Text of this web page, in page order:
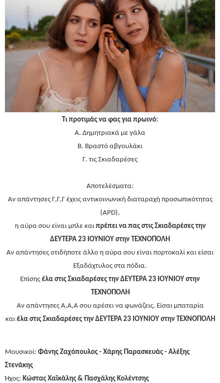
Τι προτιμάς να φας για πρωινό:
Α. Δημητριακά με γάλα
Β. Βραστό αβγουλάκι
Γ. τις Σκιαδαρέσες
Αποτελέσματα:
Αν απάντησες Γ,Γ,Γ έχεις αντικοινωνική διαταραχή προσωπικότητας
(APD),
η αύρα σου είναι μπλε και πρέπει να πας στις Σκιαδαρέσες την
ΔΕΥΤΕΡΑ 23 ΙΟΥΝΙΟΥ στην ΤΕΧΝΟΠΟΛΗ
Αν απάντησες οτιδήποτε άλλο η αύρα σου είναι πορτοκαλί και είσαι
Εξαδάχτυλος στα πόδια.
Επίσης έλα στις Σκιαδαρέσες την ΔΕΥΤΕΡΑ 23 ΙΟΥΝΙΟΥ στην
ΤΕΧΝΟΠΟΛΗ
Αν απάντησες Α,Α,Α σου αρέσει να φωνάζεις. Είσαι μπαταρία
και έλα στις Σκιαδαρέσες την ΔΕΥΤΕΡΑ 23 ΙΟΥΝΙΟΥ στην ΤΕΧΝΟΠΟΛΗ
Μουσικοί: Φάνης Ζαχόπουλος - Χάρης Παρασκευάς - Αλέξης
Στενάκης
Ήχος: Κώστας Χαϊκάλης & Πασχάλης Κολέντσης